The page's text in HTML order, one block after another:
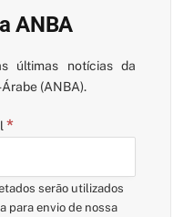
ANBA
últimas notícias da
(ANBA).
*
serão utilizados
para envio de nossa